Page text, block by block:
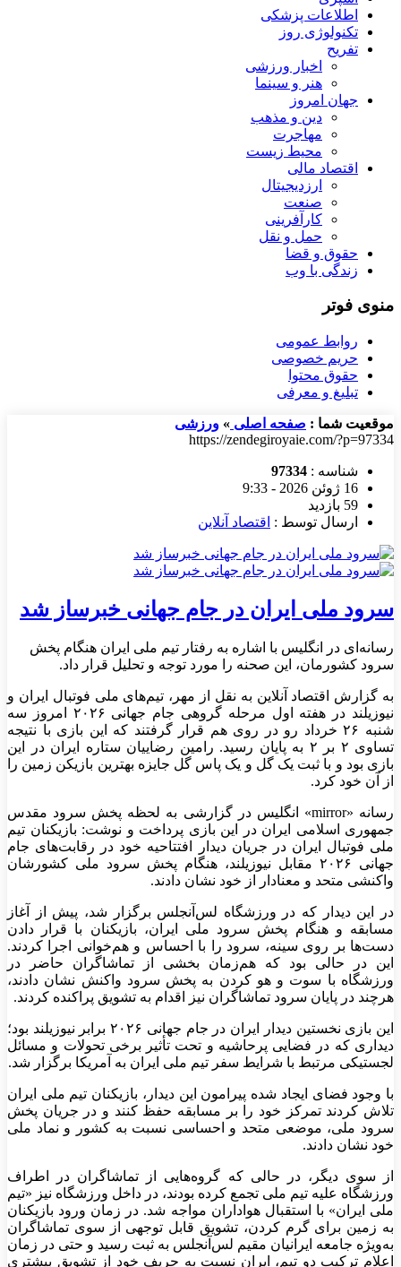
اطلاعات پزشکی
تکنولوژی روز
تفریح
اخبار ورزشی
هنر و سینما
جهان امروز
دین و مذهب
مهاجرت
محیط زیست
اقتصاد مالی
ارزدیجیتال
صنعت
کارآفرینی
حمل و نقل
حقوق و قضا
زندگی با وب
منوی فوتر
روابط عمومی
حریم خصوصی
حقوق محتوا
تبلیغ و معرفی
موقعیت شما : صفحه اصلی » ورزشی
https://zendegiroyaie.com/?p=97334
شناسه : 97334
16 ژوئن 2026 - 9:33
59 بازدید
ارسال توسط : اقتصاد آنلاین
سرود ملی ایران در جام جهانی خبرساز شد
رسانه‌ای در انگلیس با اشاره به رفتار تیم ملی ایران هنگام پخش
سرود کشورمان، این صحنه را مورد توجه و تحلیل قرار داد.
به گزارش اقتصاد آنلاین به نقل از مهر، تیم‌های ملی فوتبال ایران و
نیوزیلند در هفته اول مرحله گروهی جام جهانی ۲۰۲۶ امروز سه
شنبه ۲۶ خرداد رو در روی هم قرار گرفتند که این بازی با نتیجه
تساوی ۲ بر ۲ به پایان رسید. رامین رضاییان ستاره ایران در این
بازی بود و با ثبت یک گل و یک پاس گل جایزه بهترین بازیکن زمین را
از آن خود کرد.
رسانه «mirror» انگلیس در گزارشی به لحظه پخش سرود مقدس
جمهوری اسلامی ایران در این بازی پرداخت و نوشت: بازیکنان تیم
ملی فوتبال ایران در جریان دیدار افتتاحیه خود در رقابت‌های جام
جهانی ۲۰۲۶ مقابل نیوزیلند، هنگام پخش سرود ملی کشورشان
واکنشی متحد و معنادار از خود نشان دادند.
در این دیدار که در ورزشگاه لس‌آنجلس برگزار شد، پیش از آغاز
مسابقه و هنگام پخش سرود ملی ایران، بازیکنان با قرار دادن
دست‌ها بر روی سینه، سرود را با احساس و هم‌خوانی اجرا کردند.
این در حالی بود که هم‌زمان بخشی از تماشاگران حاضر در
ورزشگاه با سوت و هو کردن به پخش سرود واکنش نشان دادند،
هرچند در پایان سرود تماشاگران نیز اقدام به تشویق پراکنده کردند.
این بازی نخستین دیدار ایران در جام جهانی ۲۰۲۶ برابر نیوزیلند بود؛
دیداری که در فضایی پرحاشیه و تحت تأثیر برخی تحولات و مسائل
لجستیکی مرتبط با شرایط سفر تیم ملی ایران به آمریکا برگزار شد.
با وجود فضای ایجاد شده پیرامون این دیدار، بازیکنان تیم ملی ایران
تلاش کردند تمرکز خود را بر مسابقه حفظ کنند و در جریان پخش
سرود ملی، موضعی متحد و احساسی نسبت به کشور و نماد ملی
خود نشان دادند.
از سوی دیگر، در حالی که گروه‌هایی از تماشاگران در اطراف
ورزشگاه علیه تیم ملی تجمع کرده بودند، در داخل ورزشگاه نیز «تیم
ملی ایران» با استقبال هواداران مواجه شد. در زمان ورود بازیکنان
به زمین برای گرم کردن، تشویق قابل توجهی از سوی تماشاگران
به‌ویژه جامعه ایرانیان مقیم لس‌آنجلس به ثبت رسید و حتی در زمان
اعلام ترکیب دو تیم، ایران نسبت به حریف خود از تشویق بیشتری